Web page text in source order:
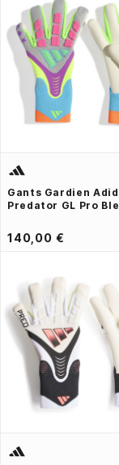
Gants Gardien
Predator GL Pro
140,00 €